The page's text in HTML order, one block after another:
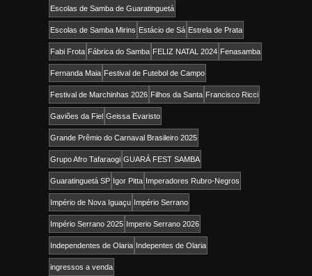
Escolas de Samba de Guaratinguetá
Escolas de Samba Mirins Estácio de Sá Estrela de Prata
Fabi Frota Fábrica do Samba FELIZ NATAL 2024 Fenasamba
Fernanda Maia Festival de Futebol de Campo
Festival de Marchinhas 2026 Filhos da Santa Francisco Ricci
Gaviões da Fiel Geissa Evaristo
Grande Prêmio do Carnaval Brasileiro 2025
Grupo Afro Tafaraogi GUARÁ FEST SAMBA
Guaratinguetá SP Igor Pitta Imperadores Rubro-Negros
Império de Nova Iguaçu Império Serrano
Império Serrano 2025 Imperio Serrano 2026
Independentes de Olaria Indepentes de Olaria
ingressos a venda